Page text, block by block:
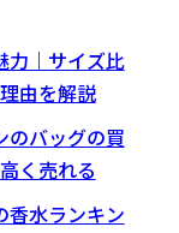
力｜サイズ比
由を解説
のバッグの買
く売れる
香水ランキン